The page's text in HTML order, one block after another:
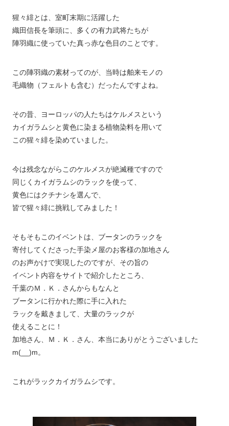
猩々緋とは、室町末期に活躍した
織田信長を筆頭に、多くの有力武将たちが
陣羽織に使っていた真っ赤な色目のことです。
この陣羽織の素材ってのが、当時は舶来モノの
毛織物（フェルトも含む）だったんですよね。
その昔、ヨーロッパの人たちはケルメスという
カイガラムシと黄色に染まる植物染料を用いて
この猩々緋を染めていました。
今は残念ながらこのケルメスが絶滅種ですので
同じくカイガラムシのラックを使って、
黄色にはクチナシを選んで、
皆で猩々緋に挑戦してみました！
そもそもこのイベントは、ブータンのラックを
寄付してくださった手染メ屋のお客様の加地さん
のお声かけで実現したのですが、その旨の
イベント内容をサイトで紹介したところ、
千葉のＭ．Ｋ．さんからもなんと
ブータンに行かれた際に手に入れた
ラックを戴きまして、大量のラックが
使えることに！
加地さん、Ｍ．Ｋ．さん、本当にありがとうございました
m(__)m。
これがラックカイガラムシです。